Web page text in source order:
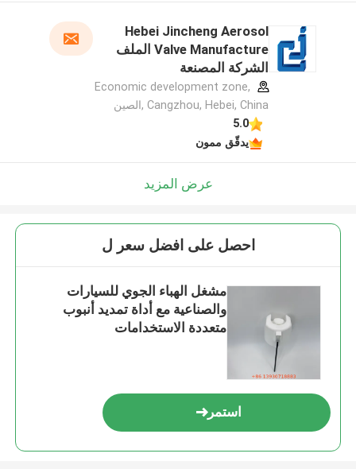
Hebei Jincheng Aerosol
Valve Manufacture الملف
الشركة المصنعة
Economic development zone,
Cangzhou, Hebei, China ,الصين
5.0
يدقّق ممون
عرض المزيد
احصل على افضل سعر ل
مشغل الهباء الجوي للسيارات
والصناعية مع أداة تمديد أنبوب
متعددة الاستخدامات
استمر